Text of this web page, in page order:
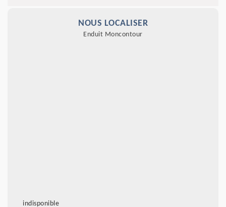
NOUS LOCALISER
Enduit Moncontour
indisponible